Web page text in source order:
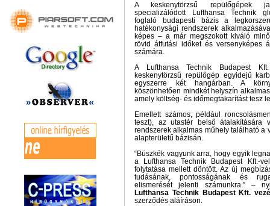
A keskenytörzsű repülőgépek
specializálódott Lufthansa Technik
foglaló budapesti bázis a
hatékonysági rendszerek
képes – a már megszokott kiváló
rövid átfutási időket és versenyképes
számára.
A Lufthansa Technik Budapest
keskenytörzsű repülőgép egyidejű
egyszerre két hangárban. A
köszönhetően mindkét helyszín
amely költség- és időmegtakarítást tesz
Emellett számos, például
teszt), az utastér belső átalakítására
rendszerek alkalmas műhely található a
alapterületű bázisán.
“Büszkék vagyunk arra, hogy egyik
a Lufthansa Technik Budapest Kft.-
folytatása mellett döntött. Az új
tudásának, pontosságának és
elismerését jelenti számunkra.” –
Lufthansa Technik Budapest Kft.
szerződés aláíráson.